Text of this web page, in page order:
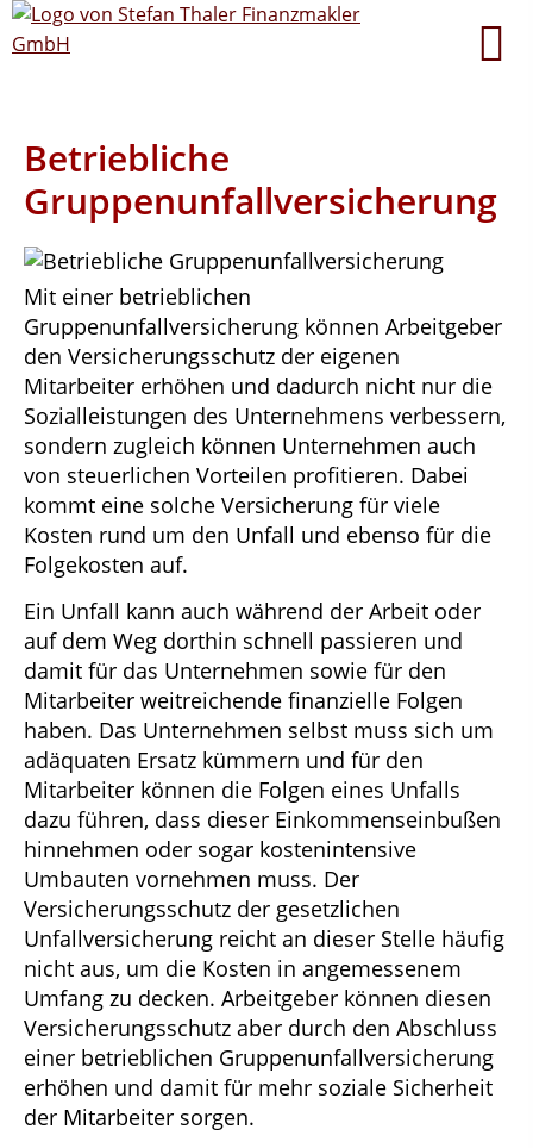
Betriebliche
Gruppenunfallversicherung
Mit einer betrieblichen
Gruppenunfallversicherung können Arbeitgeber
den Versicherungsschutz der eigenen
Mitarbeiter erhöhen und dadurch nicht nur die
Sozialleistungen des Unternehmens verbessern,
sondern zugleich können Unternehmen auch
von steuerlichen Vorteilen profitieren. Dabei
kommt eine solche Versicherung für viele
Kosten rund um den Unfall und ebenso für die
Folgekosten auf.
Ein Unfall kann auch während der Arbeit oder
auf dem Weg dorthin schnell passieren und
damit für das Unternehmen sowie für den
Mitarbeiter weitreichende finanzielle Folgen
haben. Das Unternehmen selbst muss sich um
adäquaten Ersatz kümmern und für den
Mitarbeiter können die Folgen eines Unfalls
dazu führen, dass dieser Einkommenseinbußen
hinnehmen oder sogar kostenintensive
Umbauten vornehmen muss. Der
Versicherungsschutz der gesetzlichen
Unfallversicherung reicht an dieser Stelle häufig
nicht aus, um die Kosten in angemessenem
Umfang zu decken. Arbeitgeber können diesen
Versicherungsschutz aber durch den Abschluss
einer betrieblichen Gruppenunfallversicherung
erhöhen und damit für mehr soziale Sicherheit
der Mitarbeiter sorgen.